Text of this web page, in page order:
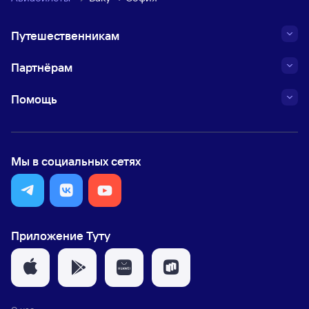
Путешественникам
Партнёрам
Помощь
Мы в социальных сетях
Приложение Туту